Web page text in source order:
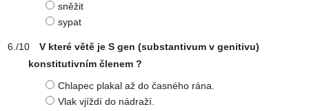
sněžit
sypat
V které větě je S gen (substantivum v genitivu)
konstitutivním členem ?
Chlapec plakal až do časného rána.
Vlak vjíždí do nádraží.